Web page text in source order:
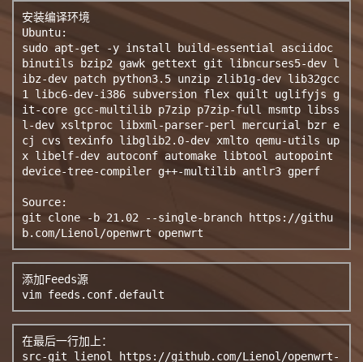
安装编译环境
Ubuntu:
sudo apt-get -y install build-essential asciidoc
binutils bzip2 gawk gettext git libncurses5-dev l
ibz-dev patch python3.5 unzip zlib1g-dev lib32gcc
1 libc6-dev-i386 subversion flex quilt uglifyjs g
it-core gcc-multilib p7zip p7zip-full msmtp libss
l-dev xsltproc libxml-parser-perl mercurial bzr e
cj cvs texinfo libglib2.0-dev xmlto qemu-utils up
x libelf-dev autoconf automake libtool autopoint
device-tree-compiler g++-multilib antlr3 gperf
Source:
git clone -b 21.02 --single-branch https://githu
添加Feeds源
vim feeds.conf.default
在最后一行加上：
src-git lienol https://github.com/Lienol/openwrt-